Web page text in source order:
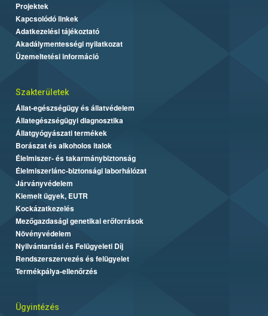
Projektek
Kapcsolódó linkek
Adatkezelési tájékoztató
Akadálymentességi nyilatkozat
Üzemeltetési információ
Szakterületek
Állat-egészségügy és állatvédelem
Állategészségügyi diagnosztika
Állatgyógyászati termékek
Borászat és alkoholos italok
Élelmiszer- és takarmánybiztonság
Élelmiszerlánc-biztonsági laborhálózat
Járványvédelem
Kiemelt ügyek, EUTR
Kockázatkezelés
Mezőgazdasági genetikai erőforrások
Növényvédelem
Nyilvántartási és Felügyeleti Díj
Rendszerszervezés és felügyelet
Termékpálya-ellenőrzés
Ügyintézés